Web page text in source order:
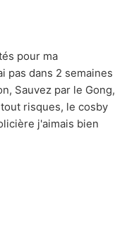
pour ma
pas dans 2 semaines
Sauvez par le Gong,
risques, le cosby
j'aimais bien